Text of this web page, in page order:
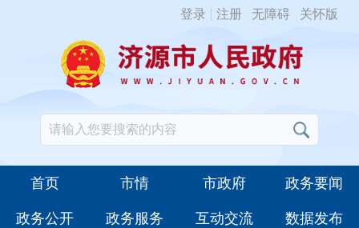
登录 注册 无障碍 关怀版
首页 市情 市政府 政务要闻
政务公开 政务服务 互动交流 数据发布